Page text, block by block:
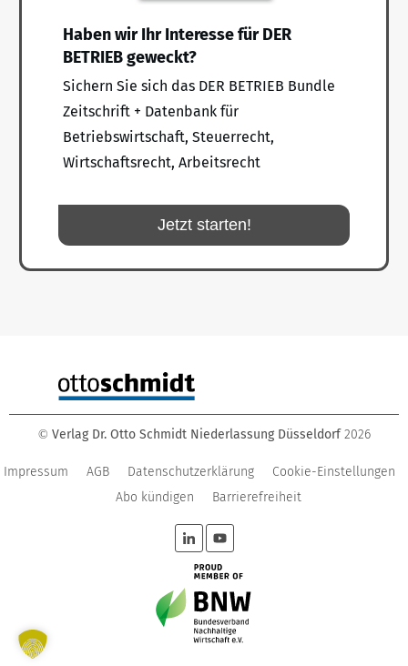
Haben wir Ihr Interesse für DER
BETRIEB geweckt?
Sichern Sie sich das DER BETRIEB Bundle
Zeitschrift + Datenbank für
Betriebswirtschaft, Steuerrecht,
Wirtschaftsrecht, Arbeitsrecht
Jetzt starten!
© Verlag Dr. Otto Schmidt Niederlassung Düsseldorf 2026
Impressum AGB Datenschutzerklärung
Cookie-Einstellungen
Abo kündigen
Barrierefreiheit